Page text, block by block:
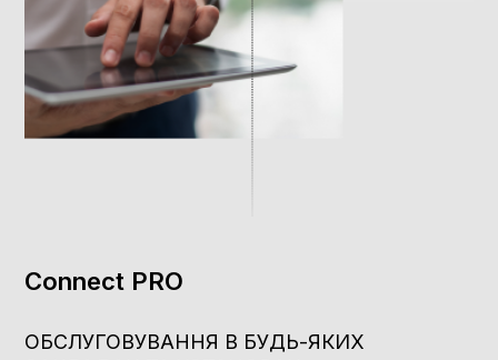
Connect PRO
ОБСЛУГОВУВАННЯ В БУДЬ-ЯКИХ